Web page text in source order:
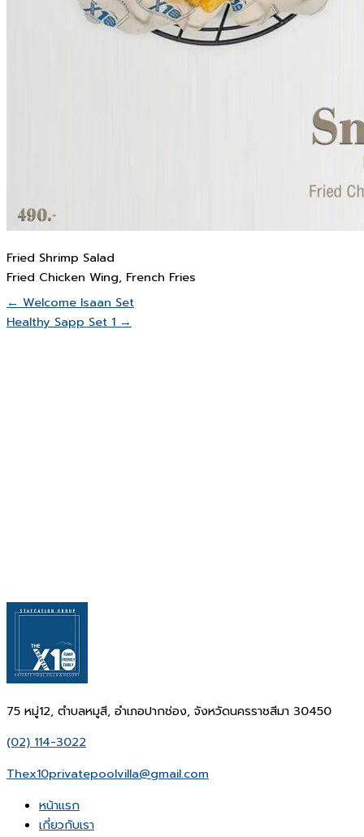
Fried Shrimp Salad
Fried Chicken Wing, French Fries
← Welcome Isaan Set
Healthy Sapp Set 1 →
75 หมู่12, ตำบลหมูสี, อำเภอปากช่อง, จังหวัดนครราชสีมา 30450
(02) 114-3022
Thex10privatepoolvilla@gmail.com
หน้าเเรก
เกี่ยวกับเรา